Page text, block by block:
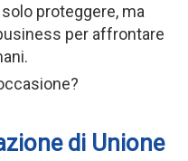
proteggere, ma
per affrontare
di Unione